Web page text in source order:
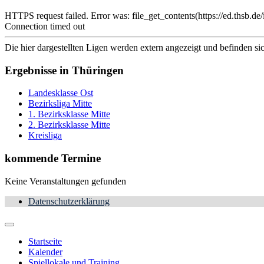
HTTPS request failed. Error was: file_get_contents(https://
Connection timed out
Die hier dargestellten Ligen werden extern angezeigt und befinden
Ergebnisse in Thüringen
Landesklasse Ost
Bezirksliga Mitte
1. Bezirksklasse Mitte
2. Bezirksklasse Mitte
Kreisliga
kommende Termine
Keine Veranstaltungen gefunden
Datenschutzerklärung
Startseite
Kalender